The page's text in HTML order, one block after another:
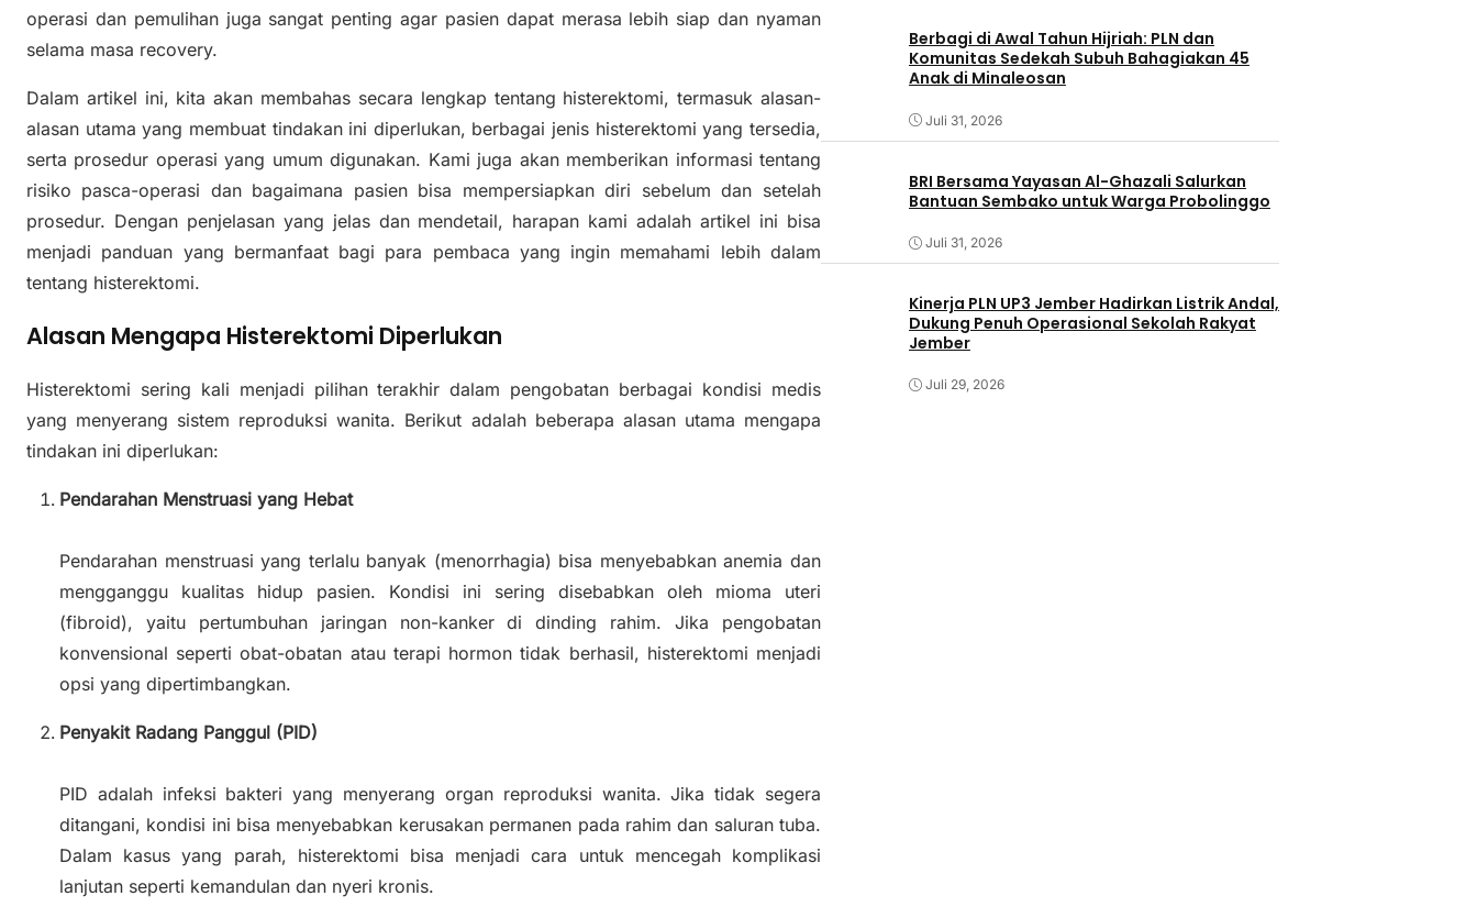
operasi dan pemulihan juga sangat penting agar pasien dapat merasa lebih siap dan nyaman
selama masa recovery.
Dalam artikel ini, kita akan membahas secara lengkap tentang histerektomi, termasuk alasan-
alasan utama yang membuat tindakan ini diperlukan, berbagai jenis histerektomi yang tersedia,
serta prosedur operasi yang umum digunakan. Kami juga akan memberikan informasi tentang
risiko pasca-operasi dan bagaimana pasien bisa mempersiapkan diri sebelum dan setelah
prosedur. Dengan penjelasan yang jelas dan mendetail, harapan kami adalah artikel ini bisa
menjadi panduan yang bermanfaat bagi para pembaca yang ingin memahami lebih dalam
tentang histerektomi.
Alasan Mengapa Histerektomi Diperlukan
Histerektomi sering kali menjadi pilihan terakhir dalam pengobatan berbagai kondisi medis
yang menyerang sistem reproduksi wanita. Berikut adalah beberapa alasan utama mengapa
tindakan ini diperlukan:
Pendarahan Menstruasi yang Hebat
Pendarahan menstruasi yang terlalu banyak (menorrhagia) bisa menyebabkan anemia dan
mengganggu kualitas hidup pasien. Kondisi ini sering disebabkan oleh mioma uteri
(fibroid), yaitu pertumbuhan jaringan non-kanker di dinding rahim. Jika pengobatan
konvensional seperti obat-obatan atau terapi hormon tidak berhasil, histerektomi menjadi
opsi yang dipertimbangkan.
Penyakit Radang Panggul (PID)
PID adalah infeksi bakteri yang menyerang organ reproduksi wanita. Jika tidak segera
ditangani, kondisi ini bisa menyebabkan kerusakan permanen pada rahim dan saluran tuba.
Dalam kasus yang parah, histerektomi bisa menjadi cara untuk mencegah komplikasi
lanjutan seperti kemandulan dan nyeri kronis.
Berbagi di Awal Tahun Hijriah: PLN dan
Komunitas Sedekah Subuh Bahagiakan 45
Anak di Minaleosan
Juli 31, 2026
BRI Bersama Yayasan Al-Ghazali Salurkan
Bantuan Sembako untuk Warga Probolinggo
Juli 31, 2026
Kinerja PLN UP3 Jember Hadirkan Listrik Andal,
Dukung Penuh Operasional Sekolah Rakyat
Jember
Juli 29, 2026